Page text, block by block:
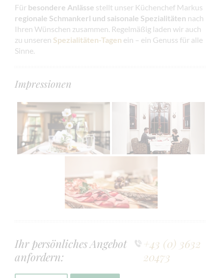
Für besondere Anlässe stellt unser Küchenchef Markus
regionale Schmankerl und saisonale Spezialitäten nach
Ihren Wünschen zusammen. Regelmäßig laden wir auch
zu unseren Spezialitäten-Tagen ein – ein Genuss für alle
Sinne.
Impressionen
Ihr persönliches Angebot
anfordern:
+43 (0) 3632
20473